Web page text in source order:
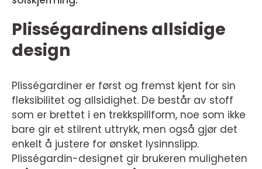
Plisségardinens allsidige
design
Plisségardiner er først og fremst kjent for sin
fleksibilitet og allsidighet. De består av stoff
som er brettet i en trekkspillform, noe som ikke
bare gir et stilrent uttrykk, men også gjør det
enkelt å justere for ønsket lysinnslipp.
Plisségardin-designet gir brukeren muligheten